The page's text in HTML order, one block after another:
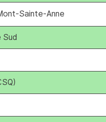
Sainte-Anne
Sud